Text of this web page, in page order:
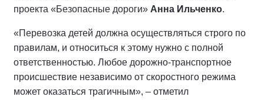
проекта «Безопасные дороги» Анна Ильченко.
«Перевозка детей должна осуществляться строго по
правилам, и относиться к этому нужно с полной
ответственностью. Любое дорожно-транспортное
происшествие независимо от скоростного режима
может оказаться трагичным», – отметил